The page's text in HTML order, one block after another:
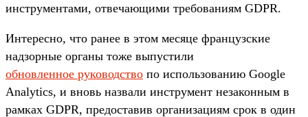
инструментами, отвечающими требованиям GDPR.
Интересно, что ранее в этом месяце французские
надзорные органы тоже выпустили
обновленное руководство по использованию Google
Analytics, и вновь назвали инструмент незаконным в
рамках GDPR, предоставив организациям срок в один